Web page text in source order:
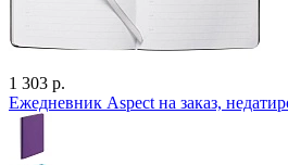
1 303 р.
Ежедневник Aspect на заказ,